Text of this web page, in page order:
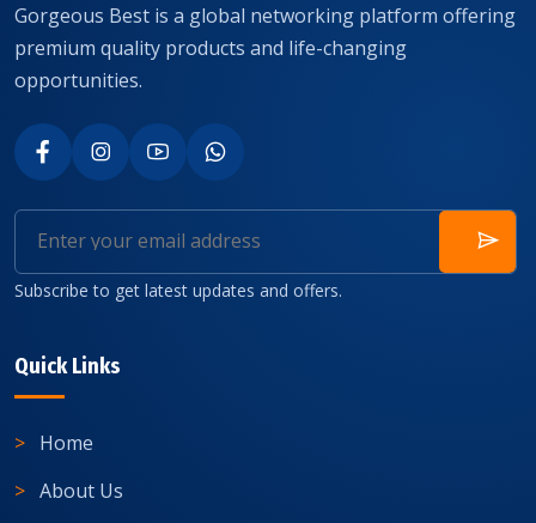
Gorgeous Best is a global networking platform offering
premium quality products and life-changing
opportunities.
Subscribe to get latest updates and offers.
Quick Links
Home
About Us